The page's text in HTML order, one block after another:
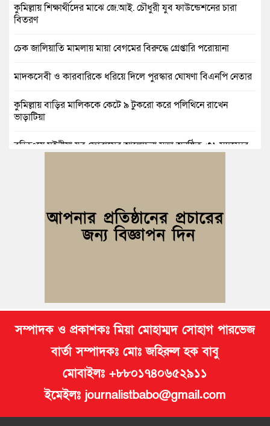
কুমিল্লায় শিক্ষার্থীদের মাঝে জে.আই. চৌধুরী যুব ফাউন্ডেশনের চারা
বিতরণ
চেক জালিয়াতি মামলায় মায়া বেগমের বিরুদ্ধে গ্রেপ্তারি পরোয়ানা
মাদকসেবী ও কারবারিকে ধরিয়ে দিলে পুরস্কার ঘোষণা বিএনপি নেতার
কুমিল্লায় বাড়ির মালিককে কেটে ৯ টুকরো করে পলিথিনে রাখেন
ভাড়াটিয়া
বুড়িচংয়ে মইনীয়া যুব ফোরামের আলোচনা সভা অনুষ্ঠিত, ৩১ সদস্যের
কুমিল্লায় প্রেমিকার অন্যত্র বিয়ের খবরে প্রেমিকের ঝুলন্ত মরদেহ উদ্ধার
কুমিল্লায় নানাবাড়িতে বেড়াতে এসে পানিতে ডুবে শিশুর মৃত্যু
সম্পাদক ও প্রকাশকঃ মিয়া মোহাম্মদ সোহাগ পারভেজ
বার্তা সম্পাদকঃ মোঃ জহিরুল হক বাবু
মোবাইলঃ +৮৮০১৭৪০৬৫২৯১১
ইমেইলঃ journalistbabo@gmail.com